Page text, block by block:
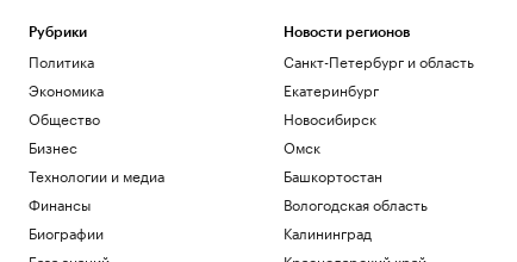
меняют отношение к обучению в вузах
США
Силы ПВО за ночь сбили 605
украинских беспилотников над
регионами России
Политика
В Тверской области обломки дрона
повредили фасад объекта Wildberries
Политика
Рубрики
Политика
Экономика
Общество
Бизнес
Технологии и медиа
Финансы
Биографии
Новости регионов
Санкт-Петербург и область
Екатеринбург
Новосибирск
Омск
Башкортостан
Вологодская область
Калининград